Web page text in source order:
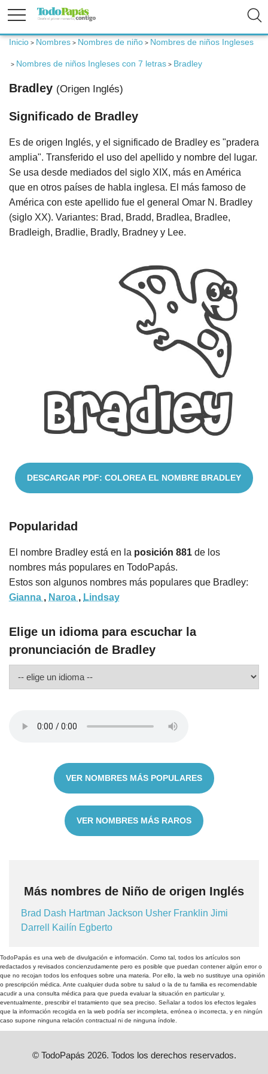
Embarazo
Niños
Padres
Inicio > Nombres > Nombres de niño > Nombres de niños Ingleses
> Nombres de niños Ingleses con 7 letras > Bradley
Bradley (Origen Inglés)
Significado de Bradley
Es de origen Inglés, y el significado de Bradley es "pradera
amplia". Transferido el uso del apellido y nombre del lugar.
Se usa desde mediados del siglo XIX, más en América
que en otros países de habla inglesa. El más famoso de
América con este apellido fue el general Omar N. Bradley
(siglo XX). Variantes: Brad, Bradd, Bradlea, Bradlee,
Bradleigh, Bradlie, Bradly, Bradney y Lee.
DESCARGAR PDF: COLOREA EL NOMBRE BRADLEY
Popularidad
El nombre Bradley está en la posición 881 de los
nombres más populares en TodoPapás.
Estos son algunos nombres más populares que Bradley:
Gianna , Naroa , Lindsay
Elige un idioma para escuchar la
pronunciación de Bradley
VER NOMBRES MÁS POPULARES
VER NOMBRES MÁS RAROS
Más nombres de Niño de origen Inglés
Brad Dash Hartman Jackson Usher Franklin Jimi
Darrell
Kailín Egberto
TodoPapás es una web de divulgación e información. Como tal, todos los artículos son
redactados y revisados concienzudamente pero es posible que puedan contener algún error o
que no recojan todos los enfoques sobre una materia. Por ello, la web no sustituye una opinión
o prescripción médica. Ante cualquier duda sobre tu salud o la de tu familia es recomendable
acudir a una consulta médica para que pueda evaluar la situación en particular y,
eventualmente, prescribir el tratamiento que sea preciso. Señalar a todos los efectos legales
que la información recogida en la web podría ser incompleta, errónea o incorrecta, y en ningún
caso supone ninguna relación contractual ni de ninguna índole.
© TodoPapás 2026. Todos los derechos reservados.